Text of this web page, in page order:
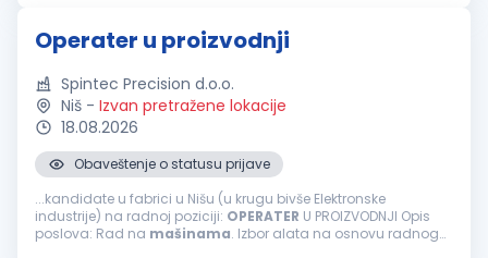
Operater u proizvodnji
Spintec Precision d.o.o.
Niš - Izvan pretražene lokacije
18.08.2026
Obaveštenje o statusu prijave
...kandidate u fabrici u Nišu (u krugu bivše Elektronske
industrije) na radnoj poziciji: OPERATER U PROIZVODNJI Opis
poslova: Rad na mašinama. Izbor alata na osnovu radnog